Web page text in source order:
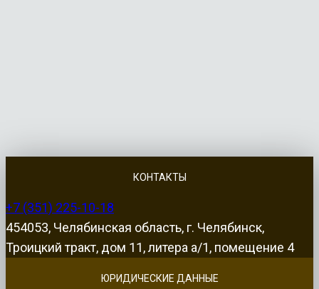
КОНТАКТЫ
+7 (351) 225-10-18
454053, Челябинская область, г. Челябинск,
Троицкий тракт, дом 11, литера а/1, помещение 4
ЮРИДИЧЕСКИЕ ДАННЫЕ